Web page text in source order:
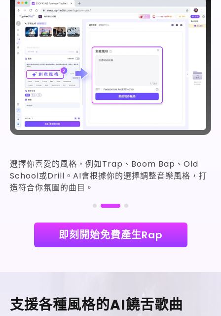
選擇你喜愛的風格，例如Trap、Boom Bap、Old
School或Drill。AI會根據你的選擇調整音樂風格，打
造符合你氛圍的曲目。
即刻開始免費產生Rap
支援各種風格的AI饒舌歌曲